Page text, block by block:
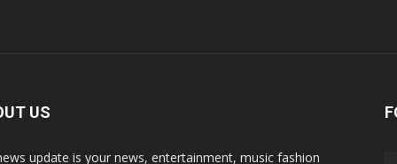
US
update is your news, entertainment, music fashion